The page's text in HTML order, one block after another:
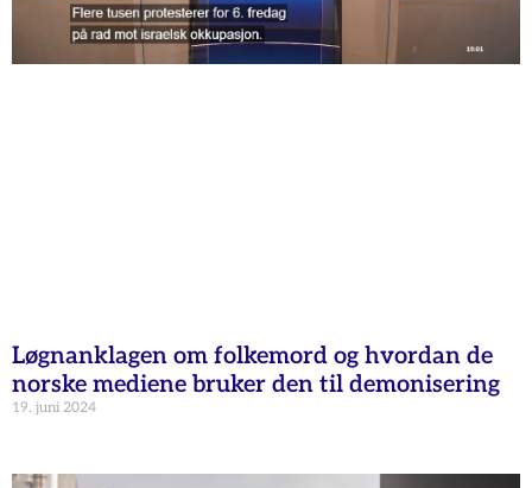
Løgnanklagen om folkemord og hvordan de
norske mediene bruker den til demonisering
19. juni 2024